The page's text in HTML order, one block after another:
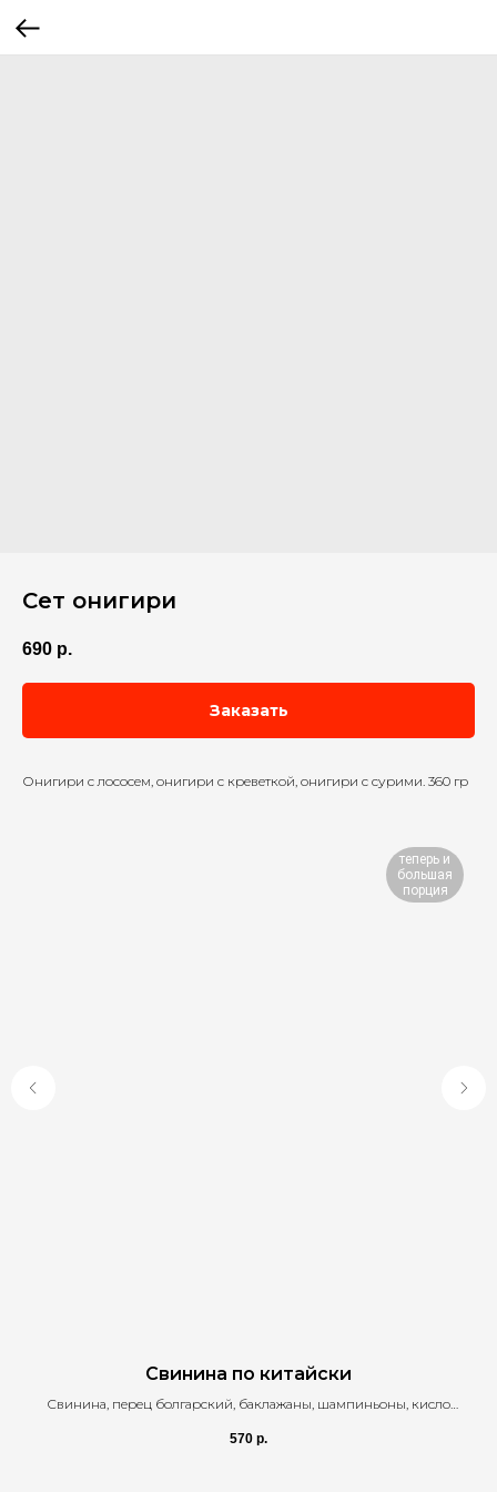
Сет онигири
690 р.
Заказать
Онигири с лососем, онигири с креветкой, онигири с сурими. 360 гр
теперь и
большая
порция
Свинина по китайски
Свинина, перец болгарский, баклажаны, шампиньоны, кисло
2 5 0 гр / 5 0 0 гр
570 р.